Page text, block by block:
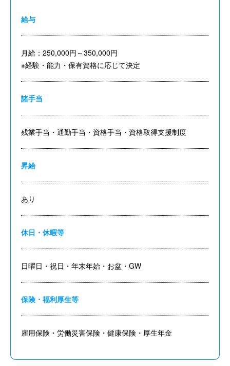
給与
月給：250,000円～350,000円
※経験・能力・保有資格に応じて決定
諸手当
残業手当・通勤手当・資格手当・資格取得支援制度
昇給
あり
休日・休暇等
日曜日・祝日・年末年始・お盆・GW
保険・福利厚生等
雇用保険・労働災害保険・健康保険・厚生年金